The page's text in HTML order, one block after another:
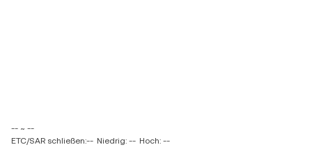
-- ~ --
ETC/SAR schließen:-- Niedrig: -- Hoch: --